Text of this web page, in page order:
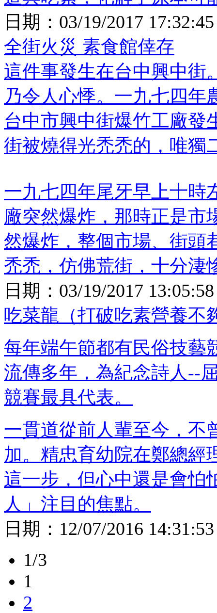
日期： 03/19/2017 17:32:45
全街火災 素食館倖存
這件事發生在台中興中街
乃令人心悸。一九七四年
台中市興中街爆竹工廠發
街被燒得光禿禿的，唯獨
一九七四年尾牙早上十時
廠突然爆炸，那時正是市
然爆炸，整個市場、街頭
禿禿，仿佛荒街，十分淒
日期： 03/19/2017 13:05:58
吃菜龍（打破吃素營養不
每年端午節都有民俗技藝
流傳多年，為紀念詩人--
競賽最具代表。
一貫道從前人輩至今，不
加。精忠育幼院在鄭總經
這一步，但心中還是會怕
人」注目的焦點。
日期： 12/07/2016 14:31:53
1/3
1
2